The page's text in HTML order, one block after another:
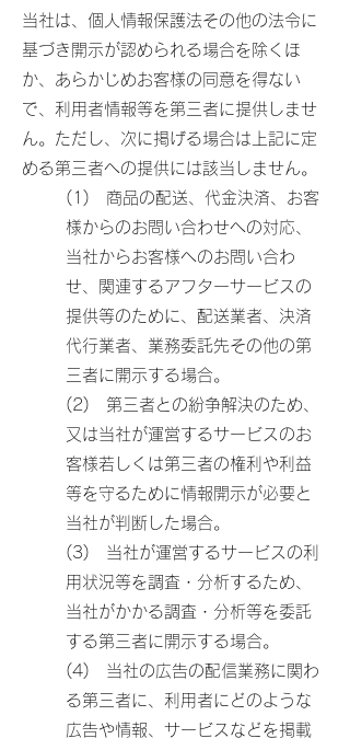
当社は、個人情報保護法その他の法令に
基づき開示が認められる場合を除くほ
か、あらかじめお客様の同意を得ない
で、利用者情報等を第三者に提供しませ
ん。ただし、次に掲げる場合は上記に定
める第三者への提供には該当しません。
(1) 商品の配送、代金決済、お客
様からのお問い合わせへの対応、
当社からお客様へのお問い合わ
せ、関連するアフターサービスの
提供等のために、配送業者、決済
代行業者、業務委託先その他の第
三者に開示する場合。
(2) 第三者との紛争解決のため、
又は当社が運営するサービスのお
客様若しくは第三者の権利や利益
等を守るために情報開示が必要と
当社が判断した場合。
(3) 当社が運営するサービスの利
用状況等を調査・分析するため、
当社がかかる調査・分析等を委託
する第三者に開示する場合。
(4) 当社の広告の配信業務に関わ
る第三者に、利用者にどのような
広告や情報、サービスなどを掲載